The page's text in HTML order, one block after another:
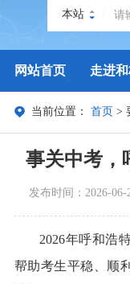
本站
网站首页 走进
政务服务 政民
当前位置：首页 >
事关中考，
发布时间：2026-06-
2026年呼和浩
帮助考生平稳、顺